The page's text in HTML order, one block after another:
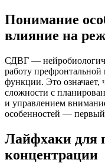
Понимание
влияние на
СДВГ —
работу
функции. Это означает,
сложности с
и управлением
особенностей —
Лайфхаки для
концентрации